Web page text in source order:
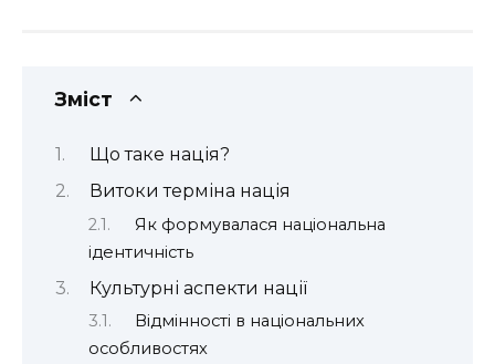
Зміст
Що таке нація?
Витоки терміна нація
Як формувалася національна
ідентичність
Культурні аспекти нації
Відмінності в національних
особливостях